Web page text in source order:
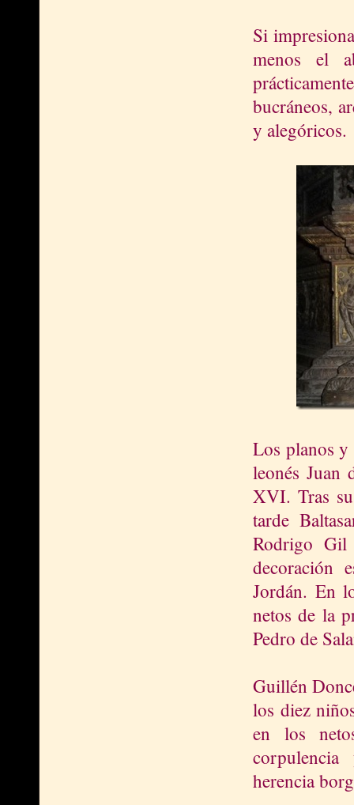
Si
menos el
bucráneos,
y alegóricos.
Los planos y
leonés Juan
XVI. Tras
tarde
Rodrigo Gil
decoración
Jordán. En
netos de la
Pedro de
Guillén
los diez
en los
herencia